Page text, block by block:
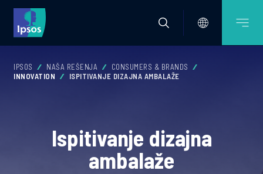
IPSOS NAŠA REŠENJA
CONSUMERS & BRANDS
INNOVATION
ISPITIVANJE DIZAJNA AMBALAŽE
Ispitivanje dizajna
ambalaže